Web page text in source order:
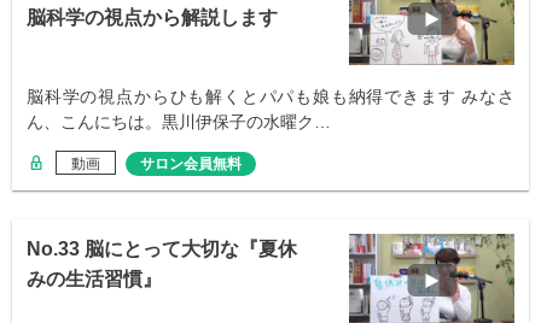
脳科学の視点から解説します
脳科学の視点からひも解くとパパも娘も納得できます みなさ
ん、こんにちは。黒川伊保子の水曜ク…
動画 サロン会員無料
No.33 脳にとって大切な『夏休
みの生活習慣』